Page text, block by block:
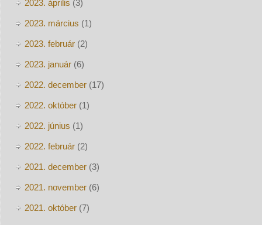
2023. április (3)
2023. március (1)
2023. február(2)
2023. január(6)
2022. december(17)
2022. október(1)
2022. június (1)
2022. február(2)
2021. december(3)
2021. november(6)
2021. október(7)